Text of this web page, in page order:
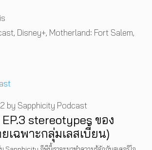
, Disney+, Motherland: Fort Salem,
stereotypes ของ
เฉพาะกลุ่มเลสเบี้ยน)
by Sapphicity Podcast